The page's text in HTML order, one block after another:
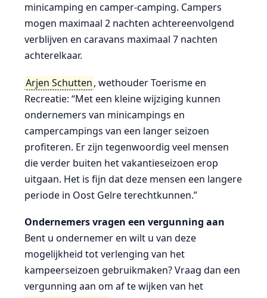
minicamping en camper-camping. Campers
mogen maximaal 2 nachten achtereenvolgend
verblijven en caravans maximaal 7 nachten
achterelkaar.
Arjen Schutten, wethouder Toerisme en
Recreatie: “Met een kleine wijziging kunnen
ondernemers van minicampings en
campercampings van een langer seizoen
profiteren. Er zijn tegenwoordig veel mensen
die verder buiten het vakantieseizoen erop
uitgaan. Het is fijn dat deze mensen een langere
periode in Oost Gelre terechtkunnen.”
Ondernemers vragen een vergunning aan
Bent u ondernemer en wilt u van deze
mogelijkheid tot verlenging van het
kampeerseizoen gebruikmaken? Vraag dan een
vergunning aan om af te wijken van het